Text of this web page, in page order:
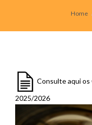
Home
Consulte aqui os
2025/2026